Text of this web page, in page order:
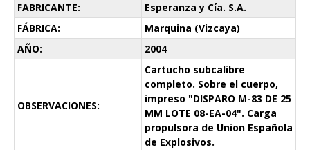
FABRICANTE:
Esperanza y Cía. S.A.
FÁBRICA:
Marquina (Vizcaya)
AÑO:
2004
OBSERVACIONES:
Cartucho subcalibre
completo. Sobre el cuerpo,
impreso "DISPARO M-83 DE 25
MM LOTE 08-EA-04". Carga
propulsora de Union Española
de Explosivos.